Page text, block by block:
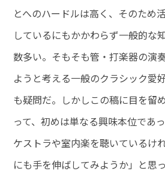
とへのハードルは高く、そのため
しているにもかかわらず一般的な
数多い。そもそも管・打楽器の演
ようと考える一般のクラシック愛
も疑問だ。しかしこの稿に目を留
って、初めは単なる興味本位であ
ケストラや室内楽を聴いているけ
にも手を伸ばしてみようか」と思